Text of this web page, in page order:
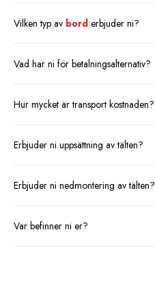
Vilken typ av bord erbjuder ni?
Vad har ni för betalningsalternativ?
Hur mycket är transport kostnaden?
Erbjuder ni uppsättning av tälten?
Erbjuder ni nedmontering av tälten?
Var befinner ni er?